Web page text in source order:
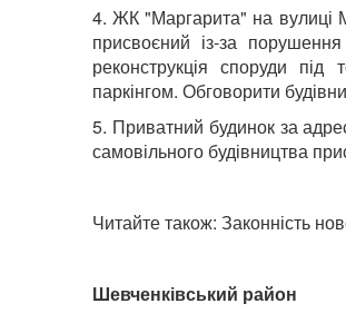
4. ЖК "Маргарита" на вулиці
присвоєний із-за
реконструкція споруди
паркінгом. Обговорити
5. Приватний будинок за
самовільного будівництва
Читайте також: Законність
Шевченківський район